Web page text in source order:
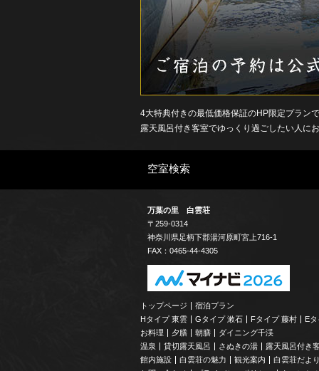
4大特典付きの最低価格保証のHP限定プラン
露天風呂付き客室でゆっくり過ごしたい人に
空室検索
万葉の里 白雲荘
〒259-0314
神奈川県足柄下郡湯河原町宮上716-1
FAX：0465-44-4305
トップページ
宿泊プラン
Hタイプ 東雲
Gタイプ 漱石 Fタイプ 藤村
E
お料理
夕膳 朝膳
ダイニング千渓
温泉
貸切露天風呂 さぬきの湯
露天風呂付き
館内施設
白雲荘の魅力 観光案内
白雲荘だよ